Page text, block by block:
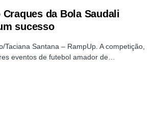
Craques da Bola Saudali
sucesso
Taciana Santana – RampUp. A competição,
eventos de futebol amador de…